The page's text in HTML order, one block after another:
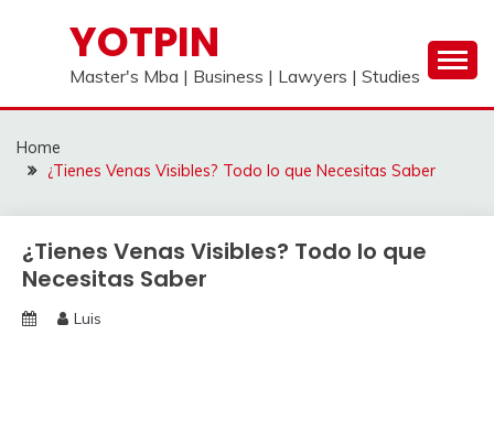
YOTPIN
Master's Mba | Business | Lawyers | Studies
Home
¿Tienes Venas Visibles? Todo lo que Necesitas Saber
¿Tienes Venas Visibles? Todo lo que
Necesitas Saber
Luis